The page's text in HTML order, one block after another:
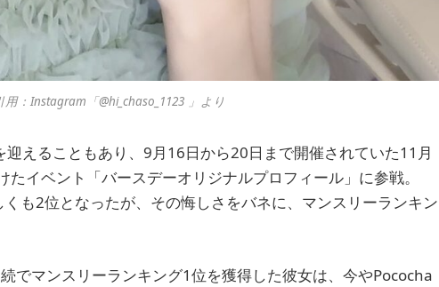
用：Instagram「@hi_chaso_1123 」より
えることもあり、9月16日から20日まで開催されていた11月
イベント「バースデーオリジナルプロフィール」に参戦。
も2位となったが、その悔しさをバネに、マンスリーランキン
でマンスリーランキング1位を獲得した彼女は、今やPococha